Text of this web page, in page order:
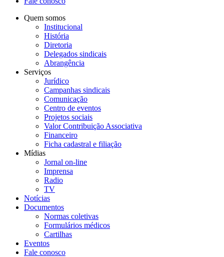
Quem somos
Institucional
História
Diretoria
Delegados sindicais
Abrangência
Serviços
Jurídico
Campanhas sindicais
Comunicação
Centro de eventos
Projetos sociais
Valor Contribuição Associativa
Financeiro
Ficha cadastral e filiação
Mídias
Jornal on-line
Imprensa
Radio
TV
Notícias
Documentos
Normas coletivas
Formulários médicos
Cartilhas
Eventos
Fale conosco